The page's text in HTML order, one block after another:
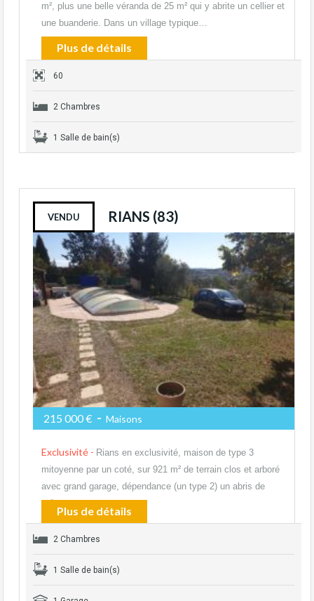
m², plus une belle véranda de 25 m² qui y abrite un cellier et
une buanderie. Dans un village typique…
Plus de détails
60
2 Chambres
1 Salle de bain(s)
VENDU RIANS (83)
215 000 € - Maisons
Exclusivité - Rians en exclusivité, maison de type 3
mitoyenne par un coté, sur 921 m² de terrain clos et arboré
avec grand garage, dépendance (un type 2) un abris de
voiture,…
Plus de détails
2 Chambres
1 Salle de bain(s)